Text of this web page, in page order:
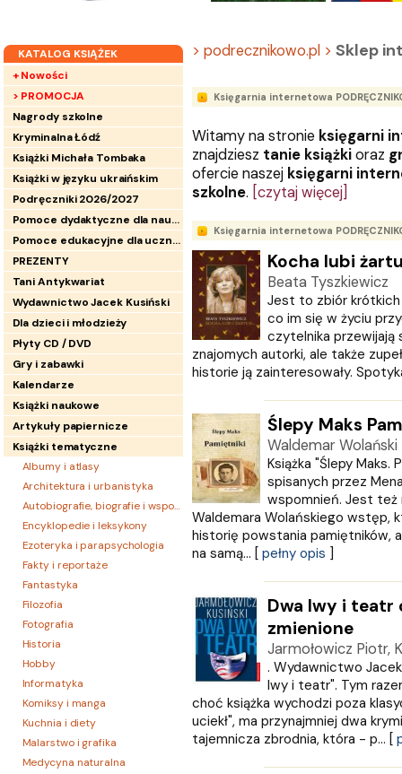
KATALOG KSIĄŻEK
+ Nowości
> PROMOCJA
Nagrody szkolne
Kryminalna Łódź
Książki Michała Tombaka
Książki w języku ukraińskim
Podręczniki 2026/2027
Pomoce dydaktyczne dla nauczycieli
Pomoce edukacyjne dla uczniów
PREZENTY
Tani Antykwariat
Wydawnictwo Jacek Kusiński
Dla dzieci i młodzieży
Płyty CD / DVD
Gry i zabawki
Kalendarze
Książki naukowe
Artykuły papiernicze
Książki tematyczne
Albumy i atlasy
Architektura i urbanistyka
Autobiografie, biografie i wspomnienia
Encyklopedie i leksykony
Ezoteryka i parapsychologia
Fakty i reportaże
Fantastyka
Filozofia
Fotografia
Historia
Hobby
Informatyka
Komiksy i manga
Kuchnia i diety
Malarstwo i grafika
Medycyna naturalna
> podrecznikowo.pl > Sklep
Księgarnia internetowa
Witamy na stronie księgarni
znajdziesz tanie książkioraz
ofercie naszej księgarni
szkolne. [czytaj więcej]
Księgarnia internetowa
Kocha lubi
Beata Tyszkiewicz
Jest to zbiór
co im się w życiu
czytelnika przewijają
znajomych autorki, ale także
historie ją zainteresowały.
Ślepy Maks
Waldemar Wolański
Książka "Ślepy Maks.
spisanych przez
wspomnień. Jest też
Waldemara Wolańskiego wstęp,
historię powstania pamiętników,
na samą... [ pełny opis ]
Dwa lwy i teatr
zmienione
Jarmołowicz Piotr,
. Wydawnictwo
lwy i teatr". Tym
choć książka wychodzi poza
uciekł", ma przynajmniej dwa
tajemnicza zbrodnia, która - p... [